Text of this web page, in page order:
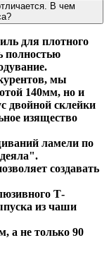
В чем
для плотного
полностью
мы
140мм, но и
двойной склейки
изящество
ламели по
создавать
Т-
из чаши
а не только 90